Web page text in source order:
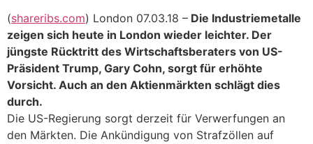
(shareribs.com) London 07.03.18 – Die Industriemetalle
zeigen sich heute in London wieder leichter. Der
jüngste Rücktritt des Wirtschaftsberaters von US-
Präsident Trump, Gary Cohn, sorgt für erhöhte
Vorsicht. Auch an den Aktienmärkten schlägt dies
durch.
Die US-Regierung sorgt derzeit für Verwerfungen an
den Märkten. Die Ankündigung von Strafzöllen auf